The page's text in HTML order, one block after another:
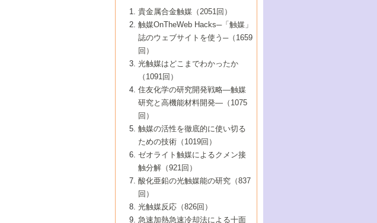
8号 高機能化ポリオレフィンに向けた重合
触媒の最近の進展
7号 持続可能社会実現のための触媒および
触媒関連技術
5号 若手会員による触媒研究の未来展望1：
企業編
6号 第102回触媒討論会
7号 触媒・化学反応における計算化学の進
8号 若手研究者による触媒研究の未来展望
2：大学・研究所編
5号 こんな物質，あんな物質―新たな触媒
の可能性―
7号 『結晶の化学』を活かした触媒研究
8号 イオン液体の応用
5号 水素製造・貯蔵のための触媒技術の新
しい展開
6号 第98回触媒討論会
7号 基礎化学品製造の触媒技術
8号 多機能型リアクター
4号 水分解用光触媒材料
5号 時間分解分光の進歩と応用
6号 第96回触媒討論会
8号 超臨界流体を用いた化学プロセスの新
2号 第93回触媒討論会
3号 特殊エネルギー場の触媒反応
4号 生体内における金属の触媒作用
5号 ファインケミカルズの展開に寄与する
6号 第94回触媒討論会
7号 サブナノレベルでみた新しい表面現象
8号 オレフィン重合触媒の新たな展
1号 なぜこの触媒が良いのか？
2号 第91回触媒討論会
3号 最近の自動車排ガス処理技術
4号 触媒研究の現状と将来─第90回触媒討論
5号 基礎化学品製造の触媒技術
6号 第92回触媒討論会
7号 基礎化学品製造の触媒技術
8号 資源の循環と触媒技術
▼44巻（2002年）
1号 高次制御された触媒の化学
2号 第89回触媒討論会
3号 触媒を利用した電気化学の新展開
4号 ナノ材料の調製と機能化
5号 こんな触媒が欲しい
6号 第90回触媒討論会
7号 触媒研究と学術雑誌/情報
8号 若い世代からみた触媒化学の現状と未
▼43巻（2001年）
1号 グリーンケミストリーと触媒
2号 第87回触媒討論会特集号
3号 生体触媒とバイオプロセス
4号 水素製造・利用の触媒化学
5号 触媒研究における新しい切り口：コン
ビナトリアルケミストリー
6号 第88回触媒討論会特集号
7号 企業における触媒研究のブレークスル
8号 この材料を触媒として使ってみません
▼42巻（2000年）
1号 触媒反応工学の明日を拓く
2号 第85回触媒討論会
3号 反応ダイナミクス
5号 触媒のおもしろさをどのように伝える
6号 第86回触媒討論会
7号 水素化精製触媒の新しい展開
8号 新しい反応性と機能性を目指した金属
クラスタ-化学
▼41巻（1999年）
1号 孔、穴、あな?-特異な空間とその利用-
2号 第83回触媒討論会
3号 均一系触媒反応最前線
4号 実用炭素材料の新展開
5号 研究の方法論を考える
7号 機能性金属材料と触媒
8号 触媒研究へのNMRの応用と展望
▼40巻（1998年）
進展と21世紀への提言/創立40周年記念・触
媒学会この10年の歩みとこれから/創立40周
2号 第81回触媒討論会
3号 計算機触媒化学へのさそい
4号 触媒劣化の制御と予測
5号 最新の実用プロセスと触媒
6号 第82回触媒討論会
1号 均一系と不均一系触媒反応-その特徴と
接点
2号 第79回触媒討論会
3号 最新NO除去触媒の実用化研究
4号 新しい反応場を目指した触媒調製
5号 反応・分離技術の新しい展開
6号 第80回触媒討論会
▼38巻（1996年）
1号 触媒の構造と触媒作用/C1化学を中心と
する21世紀への触媒
3号 オリンピックメダル:金・銀・銅はどん
な触媒作用を示すか
4号 触媒作用における機能の複合化
▼37巻（1995年）
1号 ファインケミカルズと固体触媒
2号 第75回触媒討論会
3号 希土類を利用した触媒
4号 触媒とリサイクル
5号 エネルギー変換触媒
▼36巻（1994年）
1号 電気化学と触媒
2号 第73回触媒討論会
3号 C4化学の展開
4号 《通常号》
▼35巻（1993年）
1号 工業触媒開発マニュアル―探索から工
業化まで
2号 第71回触媒討論会
▼34巻（1992年）
1号 インパクトを与えたこの研究
2号 第69回触媒討論会
▼33巻（1991年）
1号 触媒プロセス開発マニュアル―探索か
▼32巻（1990年）
貴金属合金触媒（2051回）
触媒OnTheWeb Hacks─「触媒」
誌のウェブサイトを使う─（1659
回）
光触媒はどこまでわかったか
（1091回）
住友化学の研究開発戦略―触媒
研究と高機能材料開発―（1075
回）
触媒の活性を徹底的に使い切る
ための技術（1019回）
ゼオライト触媒によるクメン接
触分解（921回）
酸化亜鉛の光触媒能の研究（837
回）
光触媒反応（826回）
急速加熱急速冷却法による十面